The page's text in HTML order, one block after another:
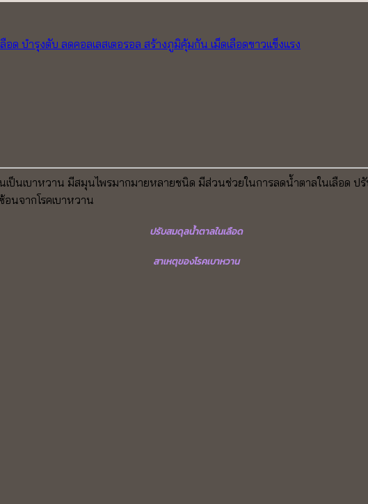
เป็นเบาหวาน มีสมุนไพรมากมายหลายชนิด มีส่วนช่วยในการลดน้ำตาลในเลือด ป
อนจากโรคเบาหวาน
ปรับสมดุลน้ำตาลในเลือด
สาเหตุของโรคเบาหวาน